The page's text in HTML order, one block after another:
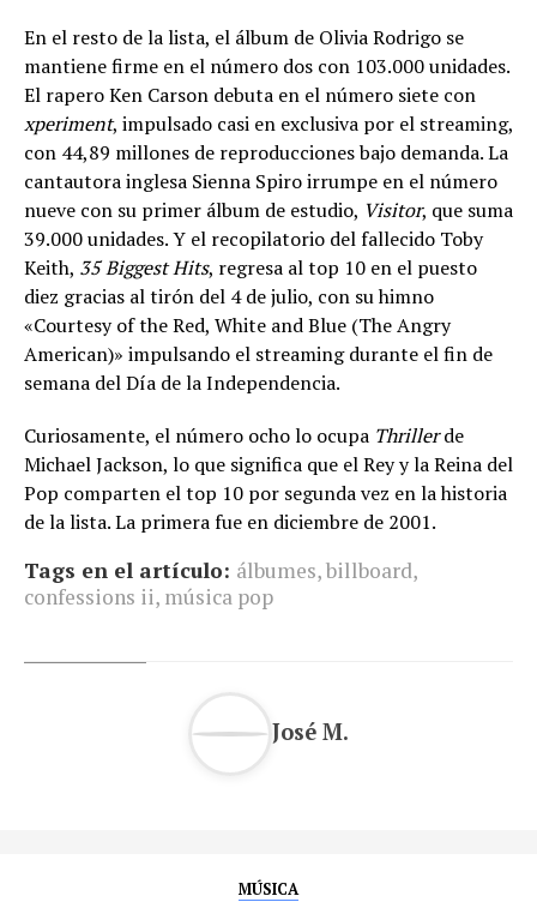
En el resto de la lista, el álbum de Olivia Rodrigo se
mantiene firme en el número dos con 103.000 unidades.
El rapero Ken Carson debuta en el número siete con
xperiment, impulsado casi en exclusiva por el streaming,
con 44,89 millones de reproducciones bajo demanda. La
cantautora inglesa Sienna Spiro irrumpe en el número
nueve con su primer álbum de estudio, Visitor, que suma
39.000 unidades. Y el recopilatorio del fallecido Toby
Keith, 35 Biggest Hits, regresa al top 10 en el puesto
diez gracias al tirón del 4 de julio, con su himno
«Courtesy of the Red, White and Blue (The Angry
American)» impulsando el streaming durante el fin de
semana del Día de la Independencia.
Curiosamente, el número ocho lo ocupa Thrillerde
Michael Jackson, lo que significa que el Rey y la Reina del
Pop comparten el top 10 por segunda vez en la historia
de la lista. La primera fue en diciembre de 2001.
Tags en el artículo: álbumes,billboard,
confessions ii, música pop
José M.
MÚSICA